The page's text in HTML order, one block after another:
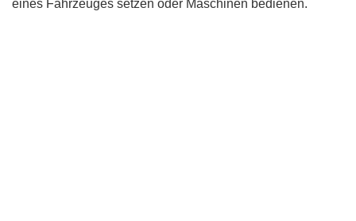
eines Fahrzeuges setzen oder Maschinen bedienen.